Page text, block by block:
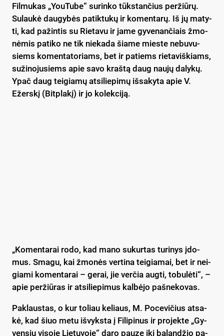
Fil­mu­kas „You­Tu­be“ su­rin­ko tūks­tan­čius per­žiū­rų.
Su­lau­kė dau­gy­bės pa­tik­tu­kų ir ko­men­ta­rų. Iš jų ma­ty­
ti, kad pa­žin­tis su Rie­ta­vu ir ja­me gy­ve­nan­čiais žmo­
nė­mis pa­ti­ko ne tik nie­ka­da šia­me mies­te ne­bu­vu­
siems ko­men­ta­to­riams, bet ir pa­tiems rie­ta­viš­kiams,
su­ži­no­ju­siems apie sa­vo kraš­tą daug nau­jų da­ly­kų.
Ypač daug tei­gia­mų at­si­lie­pi­mų iš­sa­ky­ta apie V.
Ežers­kį (Bitp­la­kį) ir jo ko­lek­ci­ją.
„Ko­men­ta­rai ro­do, kad ma­no su­kur­tas tu­ri­nys įdo­
mus. Sma­gu, kai žmo­nės ver­ti­na tei­gia­mai, bet ir nei­
gia­mi ko­men­ta­rai – ge­rai, jie ver­čia aug­ti, to­bu­lė­ti“, –
apie per­žiū­ras ir at­si­lie­pi­mus kal­bė­jo pa­šne­ko­vas.
Pak­laus­tas, o kur to­liau ke­liaus, M. Po­ce­vi­čius at­sa­
kė, kad šiuo me­tu iš­vyks­ta į Fi­li­pi­nus ir pro­jek­te „Gy­
ven­siu vi­so­je Lie­tu­vo­je“ da­ro pau­zę iki ba­lan­džio pa­